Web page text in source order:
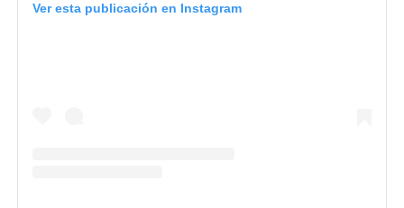
Ver esta publicación en Instagram